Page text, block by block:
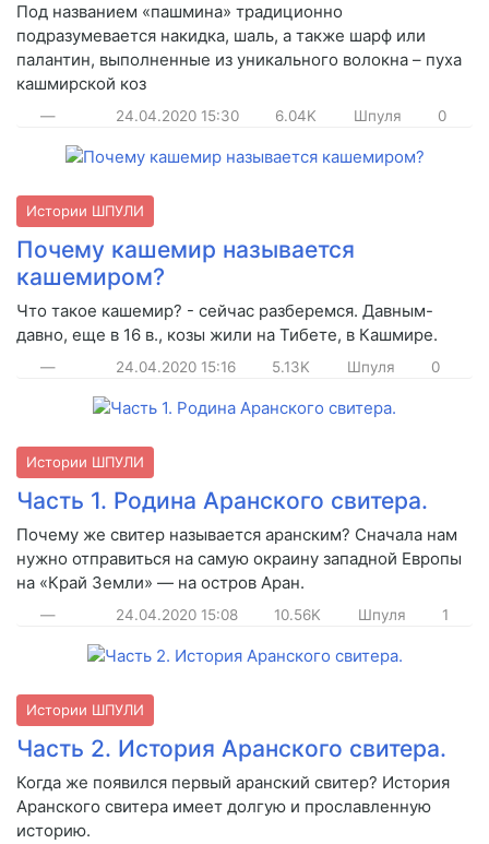
Под названием «пашмина» традиционно
подразумевается накидка, шаль, а также шарф или
палантин, выполненные из уникального волокна – пуха
кашмирской коз
— 24.04.2020 15:30 6.04K Шпуля 0
Истории ШПУЛИ
Почему кашемир называется
кашемиром?
Что такое кашемир? - сейчас разберемся. Давным-
давно, еще в 16 в., козы жили на Тибете, в Кашмире.
— 24.04.2020 15:16 5.13K Шпуля 0
Истории ШПУЛИ
Часть 1. Родина Аранского свитера.
Почему же свитер называется аранским? Сначала нам
нужно отправиться на самую окраину западной Европы
на «Край Земли» — на остров Аран.
— 24.04.2020 15:08 10.56K Шпуля 1
Истории ШПУЛИ
Часть 2. История Аранского свитера.
Когда же появился первый аранский свитер? История
Аранского свитера имеет долгую и прославленную
историю.